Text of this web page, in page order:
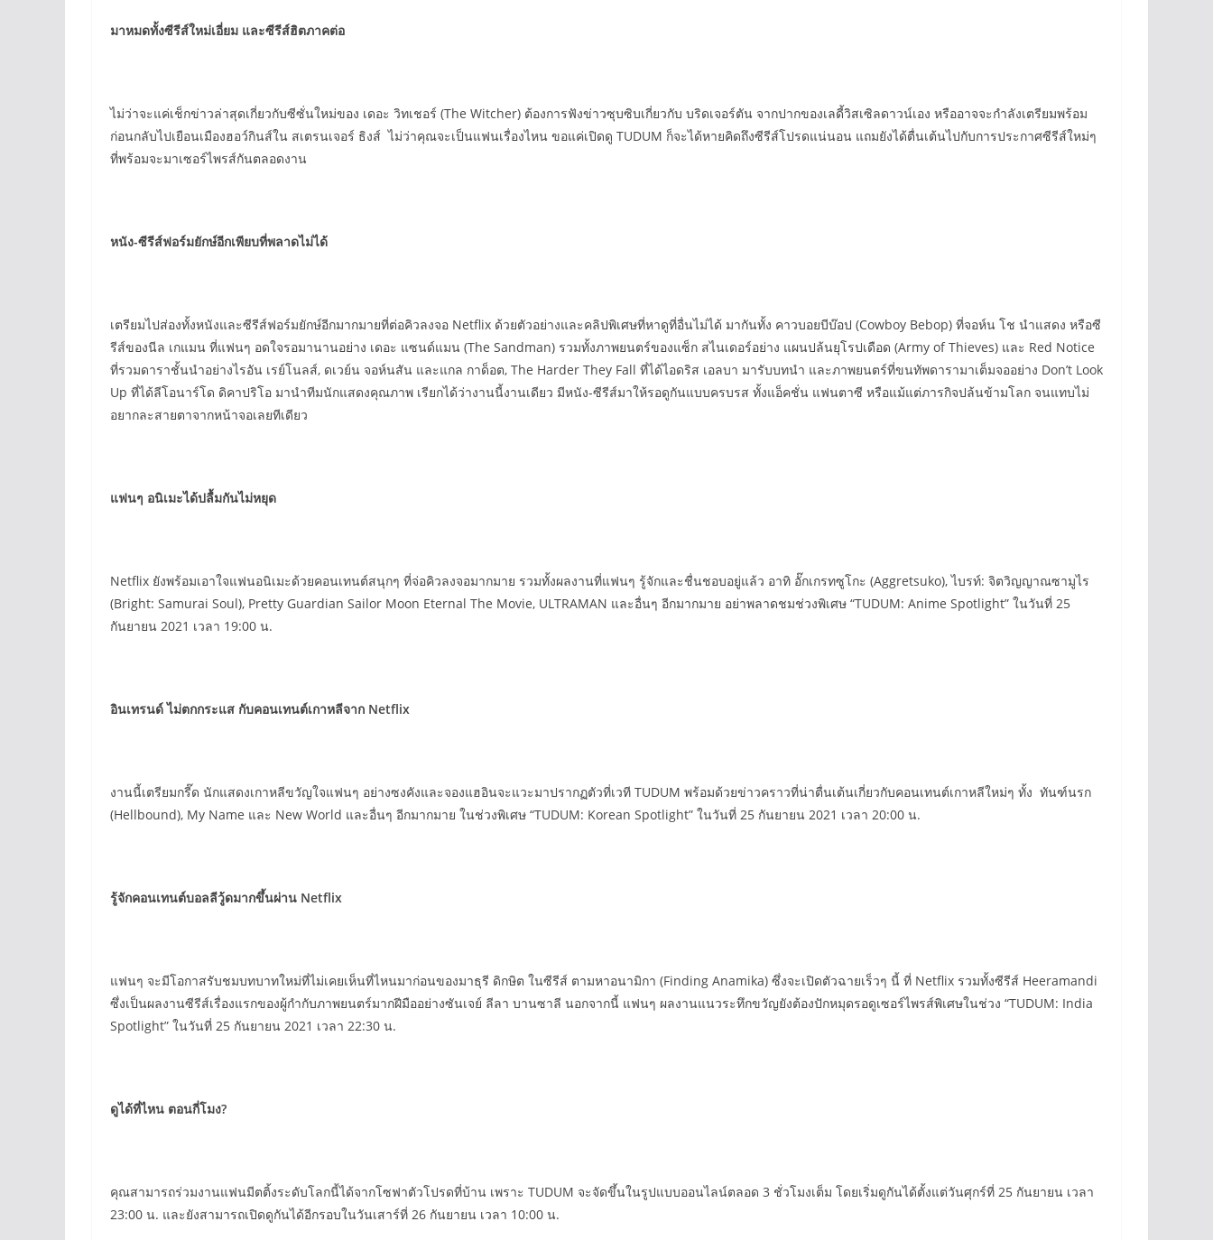
มาหมดทั้งซีรีส์ใหม่เอี่ยม และซีรีส์ฮิตภาคต่อ
ไม่ว่าจะแค่เช็กข่าวล่าสุดเกี่ยวกับซีซั่นใหม่ของ เดอะ วิทเชอร์ (The Witcher) ต้องการฟังข่าวซุบซิบเกี่ยวกับ บริดเจอร์ตัน จากปากของเลดี้วิสเซิลดาวน์เอง หรืออาจจะกำลังเตรียมพร้อม
ก่อนกลับไปเยือนเมืองฮอว์กินส์ใน สเตรนเจอร์ ธิงส์ ไม่ว่าคุณจะเป็นแฟนเรื่องไหน ขอแค่เปิดดู TUDUM ก็จะได้หายคิดถึงซีรีส์โปรดแน่นอน แถมยังได้ตื่นเต้นไปกับการประกาศซีรีส์ใหม่ๆ
ที่พร้อมจะมาเซอร์ไพรส์กันตลอดงาน
หนัง-ซีรีส์ฟอร์มยักษ์อีกเพียบที่พลาดไม่ได้
เตรียมไปส่องทั้งหนังและซีรีส์ฟอร์มยักษ์อีกมากมายที่ต่อคิวลงจอ Netflix ด้วยตัวอย่างและคลิปพิเศษที่หาดูที่อื่นไม่ได้ มากันทั้ง คาวบอยบีบ๊อป (Cowboy Bebop) ที่จอห์น โช นำแสดง หรือซี
รีส์ของนีล เกแมน ที่แฟนๆ อดใจรอมานานอย่าง เดอะ แซนด์แมน (The Sandman) รวมทั้งภาพยนตร์ของแซ็ก สไนเดอร์อย่าง แผนปล้นยุโรปเดือด (Army of Thieves) และ Red Notice
ที่รวมดาราชั้นนำอย่างไรอัน เรย์โนลส์, ดเวย์น จอห์นสัน และแกล กาด็อต, The Harder They Fall ที่ได้ไอดริส เอลบา มารับบทนำ และภาพยนตร์ที่ขนทัพดารามาเต็มจออย่าง Don’t Look
Up ที่ได้ลีโอนาร์โด ดิคาปริโอ มานำทีมนักแสดงคุณภาพ เรียกได้ว่างานนี้งานเดียว มีหนัง-ซีรีส์มาให้รอดูกันแบบครบรส ทั้งแอ็คชั่น แฟนตาซี หรือแม้แต่ภารกิจปล้นข้ามโลก จนแทบไม่
อยากละสายตาจากหน้าจอเลยทีเดียว
แฟนๆ อนิเมะได้ปลื้มกันไม่หยุด
Netflix ยังพร้อมเอาใจแฟนอนิเมะด้วยคอนเทนต์สนุกๆ ที่จ่อคิวลงจอมากมาย รวมทั้งผลงานที่แฟนๆ รู้จักและชื่นชอบอยู่แล้ว อาทิ อั๊กเกรทซูโกะ (Aggretsuko), ไบรท์: จิตวิญญาณซามูไร
(Bright: Samurai Soul), Pretty Guardian Sailor Moon Eternal The Movie, ULTRAMAN และอื่นๆ อีกมากมาย อย่าพลาดชมช่วงพิเศษ “TUDUM: Anime Spotlight” ในวันที่ 25
กันยายน 2021 เวลา 19:00 น.
อินเทรนด์ ไม่ตกกระแส กับคอนเทนต์เกาหลีจาก Netflix
งานนี้เตรียมกรี๊ด นักแสดงเกาหลีขวัญใจแฟนๆ อย่างซงคังและจองแฮอินจะแวะมาปรากฏตัวที่เวที TUDUM พร้อมด้วยข่าวคราวที่น่าตื่นเต้นเกี่ยวกับคอนเทนต์เกาหลีใหม่ๆ ทั้ง ทันฑ์นรก
(Hellbound), My Name และ New World และอื่นๆ อีกมากมาย ในช่วงพิเศษ “TUDUM: Korean Spotlight” ในวันที่ 25 กันยายน 2021 เวลา 20:00 น.
รู้จักคอนเทนต์บอลลีวู้ดมากขึ้นผ่าน Netflix
แฟนๆ จะมีโอกาสรับชมบทบาทใหม่ที่ไม่เคยเห็นที่ไหนมาก่อนของมาธุรี ดิกษิต ในซีรีส์ ตามหาอนามิกา (Finding Anamika) ซึ่งจะเปิดตัวฉายเร็วๆ นี้ ที่ Netflix รวมทั้งซีรีส์ Heeramandi
ซึ่งเป็นผลงานซีรีส์เรื่องแรกของผู้กำกับภาพยนตร์มากฝีมืออย่างซันเจย์ ลีลา บานซาลี นอกจากนี้ แฟนๆ ผลงานแนวระทึกขวัญยังต้องปักหมุดรอดูเซอร์ไพรส์พิเศษในช่วง “TUDUM: India
Spotlight” ในวันที่ 25 กันยายน 2021 เวลา 22:30 น.
ดูได้ที่ไหน ตอนกี่โมง?
คุณสามารถร่วมงานแฟนมีตติ้งระดับโลกนี้ได้จากโซฟาตัวโปรดที่บ้าน เพราะ TUDUM จะจัดขึ้นในรูปแบบออนไลน์ตลอด 3 ชั่วโมงเต็ม โดยเริ่มดูกันได้ตั้งแต่วันศุกร์ที่ 25 กันยายน เวลา
23:00 น. และยังสามารถเปิดดูกันได้อีกรอบในวันเสาร์ที่ 26 กันยายน เวลา 10:00 น.